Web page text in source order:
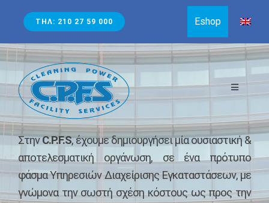
content
ΤΗΛ: 210 27 59 000 Eshop
Toggle
ΕΤΑΙΡΙΑ
Η ΕΤΑΙΡΕΊΑ ΜΑΣ ΣΉΜΕΡΑ
ΥΠΗΡΕΣΙΕΣ
ΣτηνC.P.F.S, έχουμε δημιουργήσει μία ουσιαστική &
αποτελεσματική οργάνωση, σε ένα πρότυπο
φάσμα Υπηρεσιών Διαχείρισης Εγκαταστάσεων, με
γνώμονα την σωστή σχέση κόστους ως προς την